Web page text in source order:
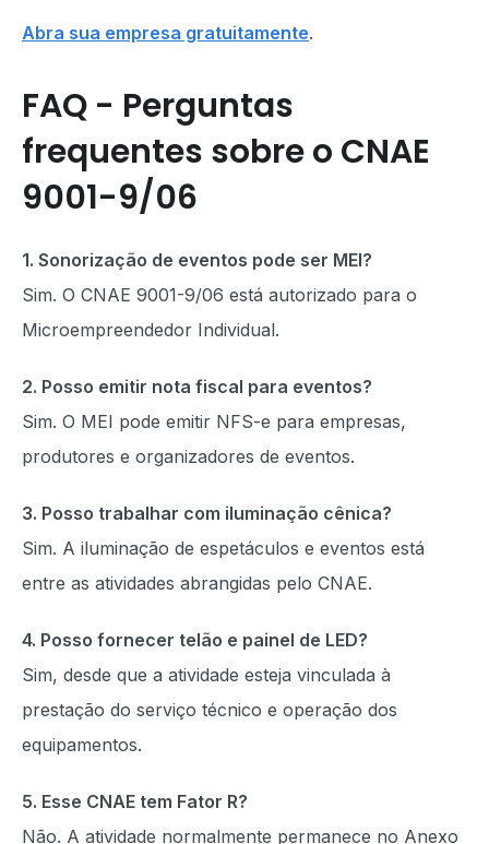
Abra sua empresa gratuitamente.
FAQ - Perguntas
frequentes sobre o CNAE
9001-9/06
1. Sonorização de eventos pode ser MEI?
Sim. O CNAE 9001-9/06 está autorizado para o
Microempreendedor Individual.
2. Posso emitir nota fiscal para eventos?
Sim. O MEI pode emitir NFS-e para empresas,
produtores e organizadores de eventos.
3. Posso trabalhar com iluminação cênica?
Sim. A iluminação de espetáculos e eventos está
entre as atividades abrangidas pelo CNAE.
4. Posso fornecer telão e painel de LED?
Sim, desde que a atividade esteja vinculada à
prestação do serviço técnico e operação dos
equipamentos.
5. Esse CNAE tem Fator R?
Não. A atividade normalmente permanece no Anexo